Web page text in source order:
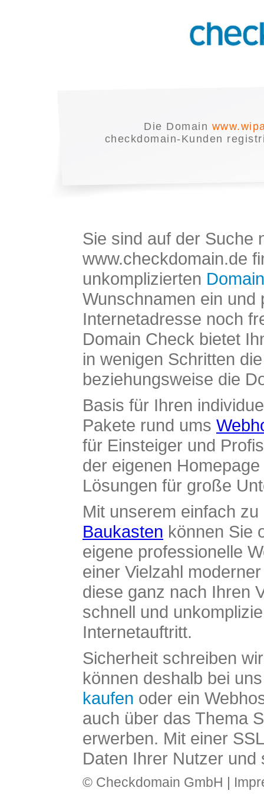
Die Domain
checkdomain-Kunden
Sie sind auf der Suche
www.checkdomain.de
unkomplizierten
Wunschnamen ein und
Internetadresse noch
Domain Check bietet
in wenigen Schritten
beziehungsweise die
Basis für Ihren
Pakete rund ums
für Einsteiger und
der eigenen
Lösungen für große
Mit unserem einfach
Baukasten können Sie
eigene professionelle
einer Vielzahl
diese ganz nach Ihren
schnell und
Internetauftritt.
Sicherheit schreiben
können deshalb bei
kaufen oder ein
auch über das Thema
erwerben. Mit einer
Daten Ihrer Nutzer und
© Checkdomain GmbH |